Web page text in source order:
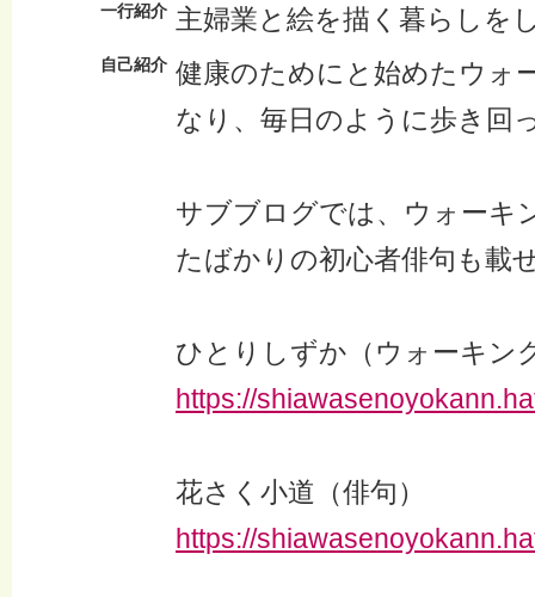
一行紹介 主婦業と絵を描く暮らしを
自己紹介 健康のためにと始めたウォ
なり、毎日のように歩き回
サブブログでは、ウォーキ
たばかりの初心者俳句も載
ひとりしずか（ウォーキン
https://
花さく小道（俳句）
https://